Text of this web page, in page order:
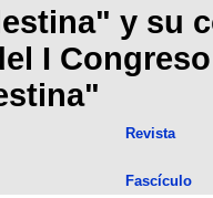
y su
I
Revista
Fascículo